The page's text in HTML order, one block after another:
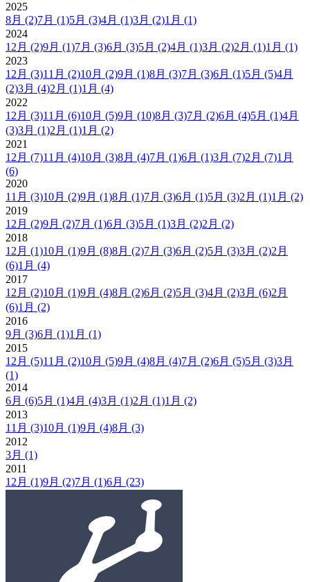
2025
8月 (2)7月 (1)5月 (3)4月 (1)3月 (2)1月 (1)
2024
12月 (2)9月 (1)7月 (3)6月 (3)5月 (2)4月 (1)3月 (2)2月 (1)1月 (1)
2023
12月 (3)11月 (2)10月 (2)9月 (1)8月 (3)7月 (3)6月 (1)5月 (5)4月
(2)3月 (4)2月 (1)1月 (4)
2022
12月 (3)11月 (6)10月 (5)9月 (10)8月 (3)7月 (2)6月 (4)5月 (1)4月
(3)3月 (1)2月 (1)1月 (2)
2021
12月 (7)11月 (4)10月 (3)8月 (4)7月 (1)6月 (1)3月 (7)2月 (7)1月
(6)
2020
11月 (3)10月 (2)9月 (1)8月 (1)7月 (3)6月 (1)5月 (3)2月 (1)1月 (2)
2019
12月 (2)9月 (2)7月 (1)6月 (3)5月 (1)3月 (2)2月 (2)
2018
12月 (1)10月 (1)9月 (8)8月 (2)7月 (3)6月 (2)5月 (3)3月 (2)2月
(6)1月 (4)
2017
12月 (2)10月 (1)9月 (4)8月 (2)6月 (2)5月 (3)4月 (2)3月 (6)2月
(6)1月 (2)
2016
9月 (3)6月 (1)1月 (1)
2015
12月 (5)11月 (2)10月 (5)9月 (4)8月 (4)7月 (2)6月 (5)5月 (3)3月
(1)
2014
6月 (6)5月 (1)4月 (4)3月 (1)2月 (1)1月 (2)
2013
11月 (3)10月 (1)9月 (4)8月 (3)
2012
3月 (1)
2011
12月 (1)9月 (2)7月 (1)6月 (23)